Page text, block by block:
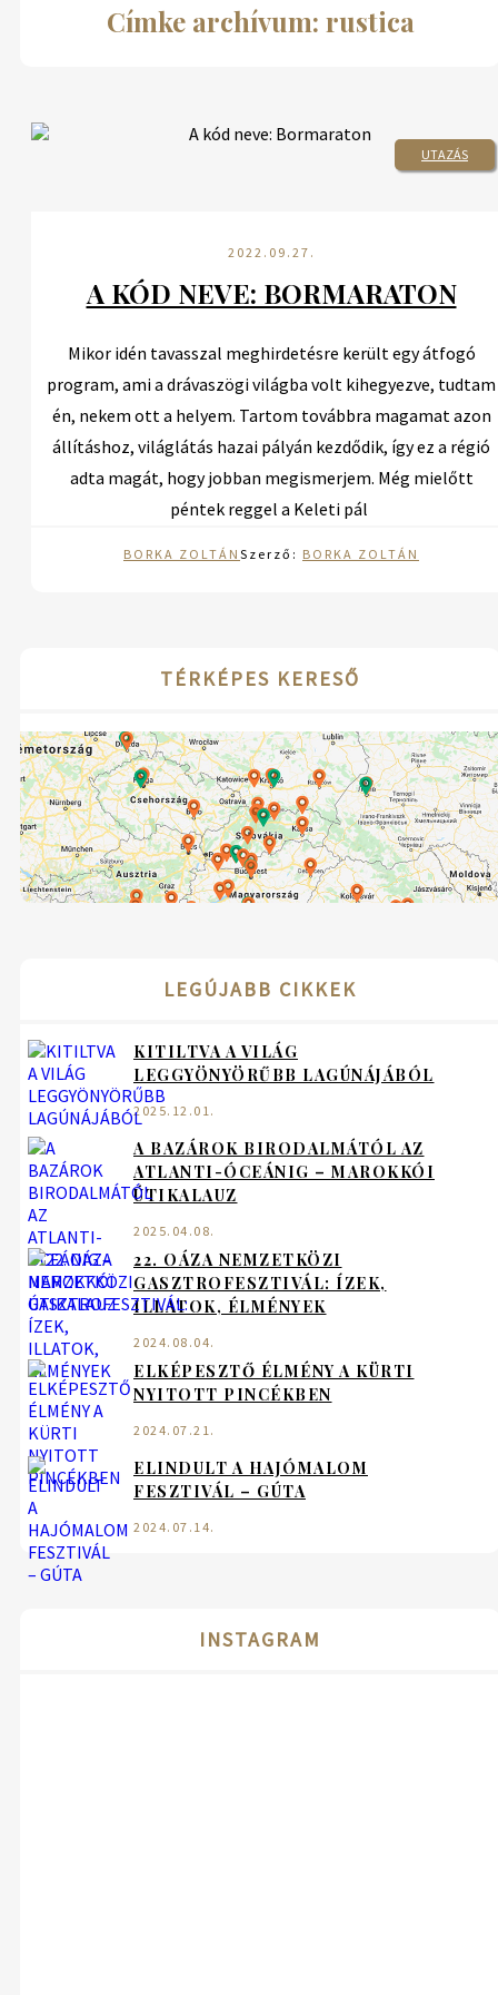
Címke archívum: rustica
UTAZÁS
2022.09.27.
A KÓD NEVE: BORMARATON
Mikor idén tavasszal meghirdetésre került egy átfogó
program, ami a drávaszögi világba volt kihegyezve, tudtam
én, nekem ott a helyem. Tartom továbbra magamat azon
állításhoz, világlátás hazai pályán kezdődik, így ez a régió
adta magát, hogy jobban megismerjem. Még mielőtt
péntek reggel a Keleti pál
BORKA ZOLTÁN Szerző: BORKA ZOLTÁN
TÉRKÉPES KERESŐ
LEGÚJABB CIKKEK
KITILTVA A VILÁG
LEGGYÖNYÖRŰBB LAGÚNÁJÁBÓL
2025.12.01.
A BAZÁROK BIRODALMÁTÓL AZ
ATLANTI-ÓCEÁNIG – MAROKKÓI
ÚTIKALAUZ
2025.04.08.
22. OÁZA NEMZETKÖZI
GASZTROFESZTIVÁL: ÍZEK,
ILLATOK, ÉLMÉNYEK
2024.08.04.
ELKÉPESZTŐ ÉLMÉNY A KÜRTI
NYITOTT PINCÉKBEN
2024.07.21.
ELINDULT A HAJÓMALOM
FESZTIVÁL – GÚTA
2024.07.14.
INSTAGRAM